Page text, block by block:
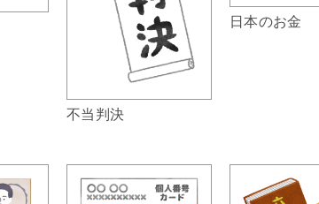
不当判決
日本のお金